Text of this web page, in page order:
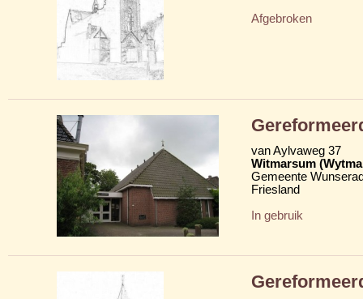
Afgebroken
van Aylvaweg 37
Witmarsum
Gemeente
Friesland
In gebruik